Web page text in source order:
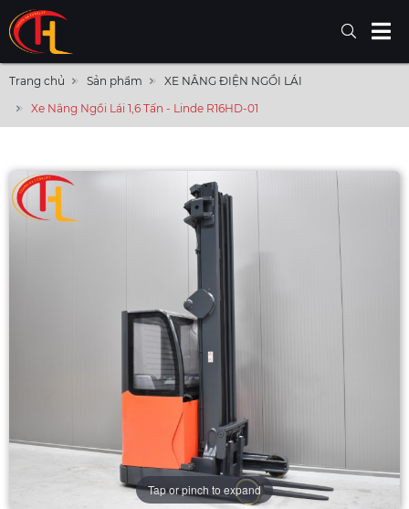
Trang chủ Sản phẩm
XE NÂNG ĐIỆN NGỒI LÁI
Xe Nâng Ngồi Lái 1,6 Tấn - Linde R16HD-01
Tap or pinch to expand